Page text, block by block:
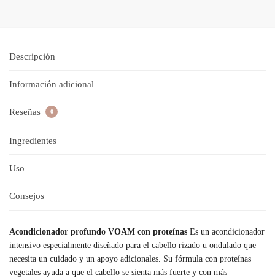
Descripción
Información adicional
Reseñas 0
Ingredientes
Uso
Consejos
Acondicionador profundo VOAM con proteínas Es un acondicionador
intensivo especialmente diseñado para el cabello rizado u ondulado que
necesita un cuidado y un apoyo adicionales. Su fórmula con proteínas
vegetales ayuda a que el cabello se sienta más fuerte y con más